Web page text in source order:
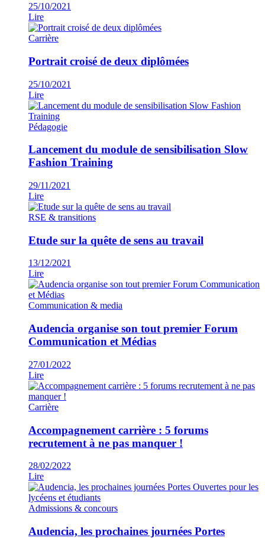
25/10/2021
Lire
Carrière
Portrait croisé de deux diplômées
25/10/2021
Lire
Pédagogie
Lancement du module de sensibilisation Slow
Fashion Training
29/11/2021
Lire
RSE & transitions
Etude sur la quête de sens au travail
13/12/2021
Lire
Communication & media
Audencia organise son tout premier Forum
Communication et Médias
27/01/2022
Lire
Carrière
Accompagnement carrière : 5 forums
recrutement à ne pas manquer !
28/02/2022
Lire
Admissions & concours
Audencia, les prochaines journées Portes